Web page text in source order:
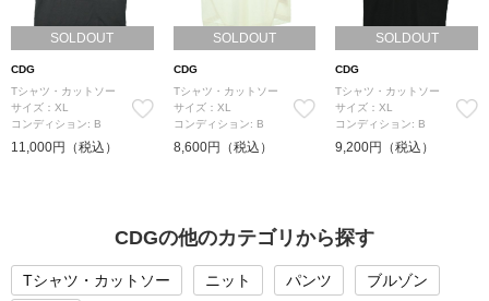
SOLDOUT
CDG
Tシャツ・カットソー
サイズ：XL
コンディション: B
11,000円（税込）
SOLDOUT
CDG
Tシャツ・カットソー
サイズ：XL
コンディション: B
8,600円（税込）
SOLDOUT
CDG
Tシャツ・カットソー
サイズ：XL
コンディション: B
9,200円（税込）
CDGの他のカテゴリから探す
Tシャツ・カットソー ニット パンツ
ブルゾン